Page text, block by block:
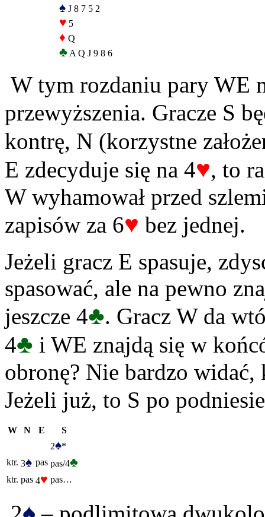
♠ J 8 7 5 2
♥ 5
♦ Q
♣ A Q J 9 8 6
W tym rozdaniu pary WE
przewyższenia. Gracze S
kontrę, N (korzystne
E zdecyduje się na 4♥, to
W wyhamował przed
zapisów za 6♥ bez jednej.
Jeżeli gracz E spasuje,
spasować, ale na pewno
jeszcze 4♣. Gracz W da
4♣ i WE znajdą się w
obronę? Nie bardzo
Jeżeli już, to S po
W N E
S
2♠*
ktr. 3♠ pas pas/4♣
ktr. pas 4♥ pas…